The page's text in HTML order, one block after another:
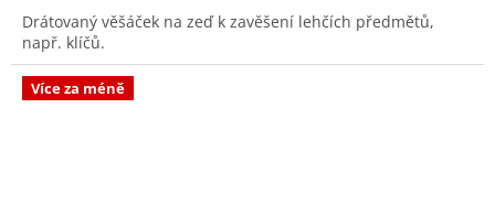
Drátovaný věšáček na zeď k zavěšení lehčích předmětů,
např. klíčů.
Více za méně